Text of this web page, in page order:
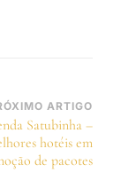
ARTIGO
Satubinha –
hotéis em
de pacotes